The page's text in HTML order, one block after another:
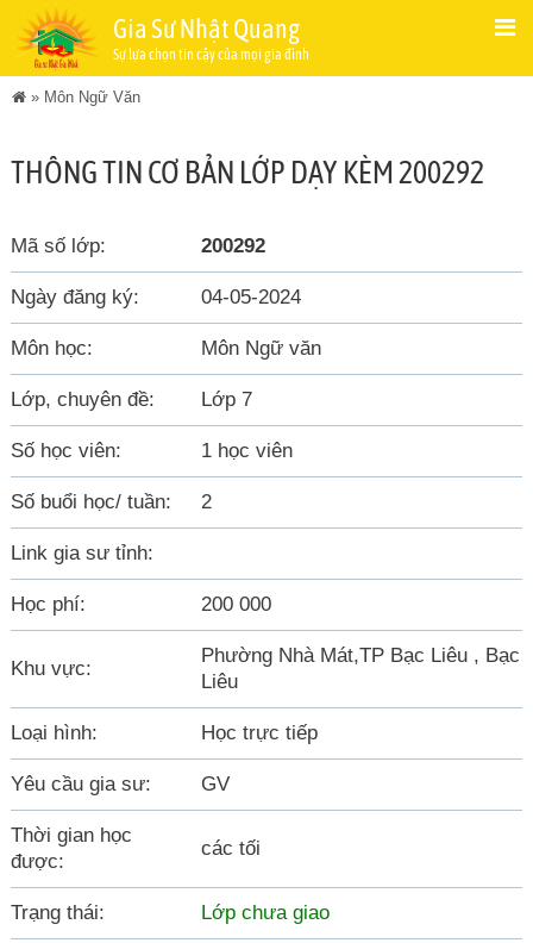
Gia Sư Nhật Quang
Sự lựa chọn tin cậy của mọi gia đình
» Môn Ngữ Văn
THÔNG TIN CƠ BẢN LỚP DẠY KÈM 200292
Mã số lớp: 200292
Ngày đăng ký: 04-05-2024
Môn học: Môn Ngữ văn
Lớp, chuyên đề: Lớp 7
Số học viên: 1 học viên
Số buổi học/ tuần: 2
Link gia sư tỉnh:
Học phí: 200 000
Khu vực:
Phường Nhà Mát,TP Bạc Liêu , Bạc
Liêu
Loại hình: Học trực tiếp
Yêu cầu gia sư: GV
Thời gian học
được:
các tối
Trạng thái: Lớp chưa giao